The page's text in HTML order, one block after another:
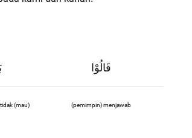
قَالُوْا
(mau) (pemimpin) menjawab